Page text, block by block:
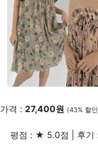
가격 : 27,400원 (43% 할
평점 : ★ 5.0점 | 후기